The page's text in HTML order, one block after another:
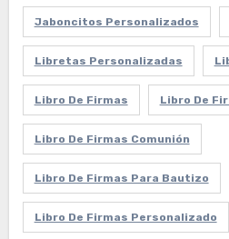
Jaboncitos Personalizados
Libretas Personalizadas
Libro De Firmas Libro De
Libro De Firmas Comunión
Libro De Firmas Para Bautizo
Libro De Firmas Personalizado